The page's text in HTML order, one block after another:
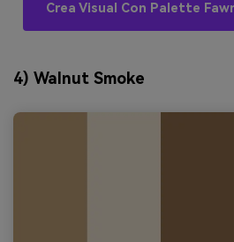
Crea Visual Con Palette
4) Walnut Smoke